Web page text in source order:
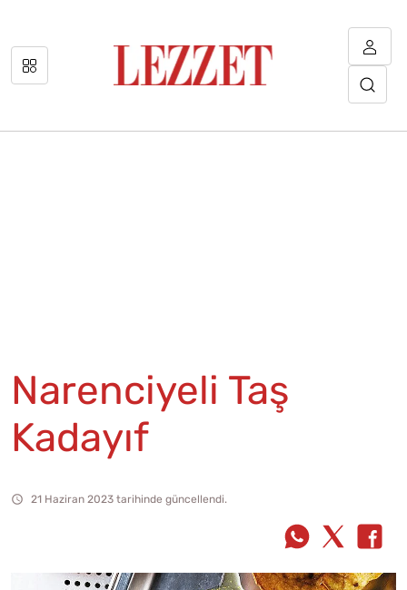
Narenciyeli Taş
Kadayıf
21 Haziran 2023 tarihinde güncellendi.